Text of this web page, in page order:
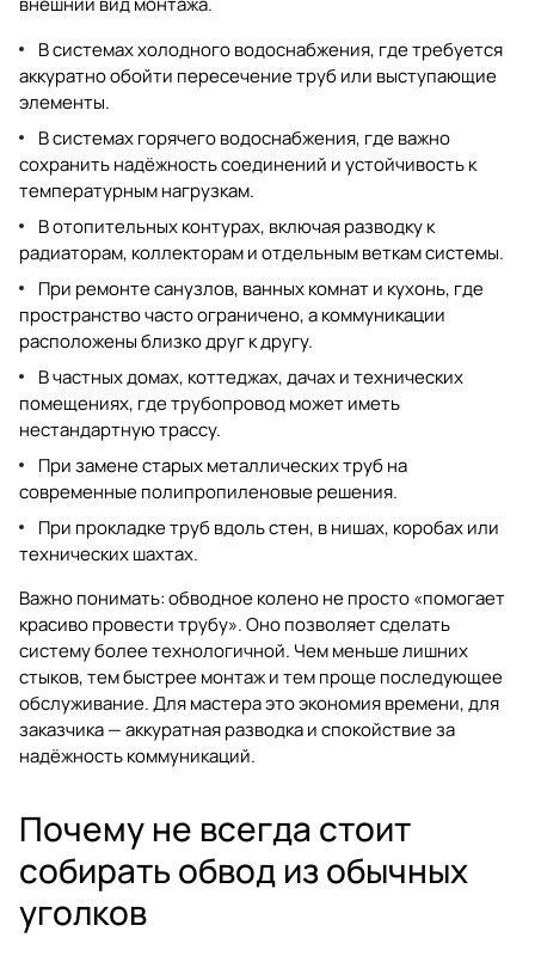
В системах холодного водоснабжения, где требуется
аккуратно обойти пересечение труб или выступающие
элементы.
В системах горячего водоснабжения, где важно
сохранить надёжность соединений и устойчивость к
температурным нагрузкам.
В отопительных контурах, включая разводку к
радиаторам, коллекторам и отдельным веткам системы.
При ремонте санузлов, ванных комнат и кухонь, где
пространство часто ограничено, а коммуникации
расположены близко друг к другу.
В частных домах, коттеджах, дачах и технических
помещениях, где трубопровод может иметь
нестандартную трассу.
При замене старых металлических труб на
современные полипропиленовые решения.
При прокладке труб вдоль стен, в нишах, коробах или
технических шахтах.
Важно понимать: обводное колено не просто «помогает
красиво провести трубу». Оно позволяет сделать
систему более технологичной. Чем меньше лишних
стыков, тем быстрее монтаж и тем проще последующее
обслуживание. Для мастера это экономия времени, для
заказчика — аккуратная разводка и спокойствие за
надёжность коммуникаций.
Почему не всегда стоит
собирать обвод из обычных
уголков